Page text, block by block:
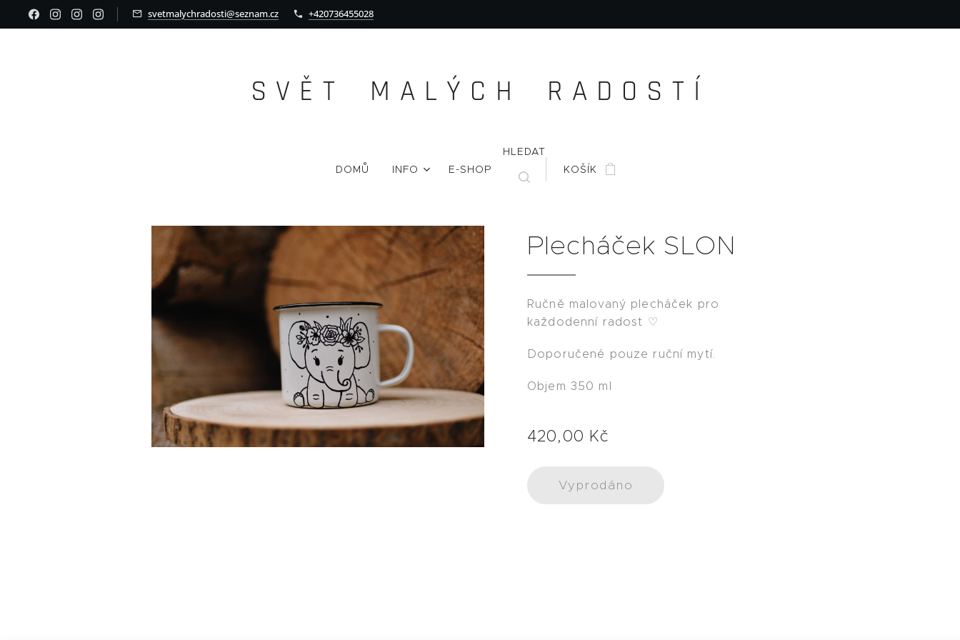
svetmalychradosti@seznam.cz +420736455028
S V Ě T M A L Ý C H R A D O S T Í
DOMŮ INFO E-SHOP
HLEDAT
KOŠÍK
Plecháček SLON
Ručně malovaný plecháček pro
každodenní radost ♡
Doporučené pouze ruční mytí.
Objem 350 ml
420,00 Kč
Vyprodáno